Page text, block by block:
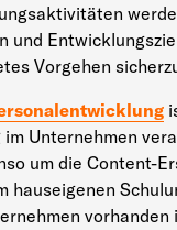
und
Vorgehen
Unternehmen
um die Content-
hauseigenen
vorhanden